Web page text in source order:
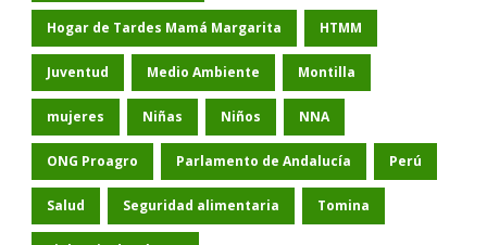
Hogar de Tardes Mamá Margarita HTMM
Juventud Medio Ambiente Montilla
mujeres Niñas Niños NNA
ONG Proagro Parlamento de Andalucía Perú
Salud Seguridad alimentaria Tomina